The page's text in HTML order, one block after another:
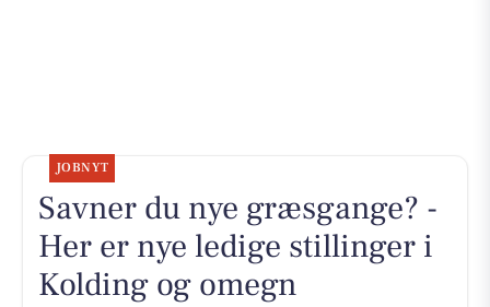
JOBNYT
Savner du nye græsgange? -
Her er nye ledige stillinger i
Kolding og omegn